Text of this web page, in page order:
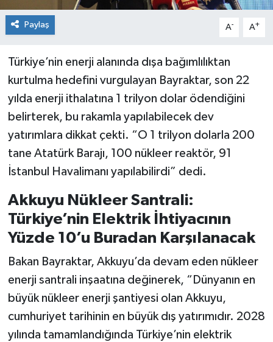
Paylaş A- A+
Türkiye’nin enerji alanında dışa bağımlılıktan
kurtulma hedefini vurgulayan Bayraktar, son 22
yılda enerji ithalatına 1 trilyon dolar ödendiğini
belirterek, bu rakamla yapılabilecek dev
yatırımlara dikkat çekti. “O 1 trilyon dolarla 200
tane Atatürk Barajı, 100 nükleer reaktör, 91
İstanbul Havalimanı yapılabilirdi” dedi.
Akkuyu Nükleer Santrali:
Türkiye’nin Elektrik İhtiyacının
Yüzde 10’u Buradan Karşılanacak
Bakan Bayraktar, Akkuyu’da devam eden nükleer
enerji santrali inşaatına değinerek, “Dünyanın en
büyük nükleer enerji şantiyesi olan Akkuyu,
cumhuriyet tarihinin en büyük dış yatırımıdır. 2028
yılında tamamlandığında Türkiye’nin elektrik